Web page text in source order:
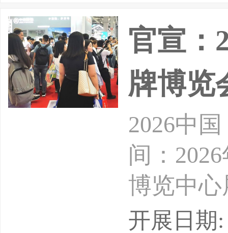
官宣：
牌博览
2026中
间：
博览中
（杭州
开展日期